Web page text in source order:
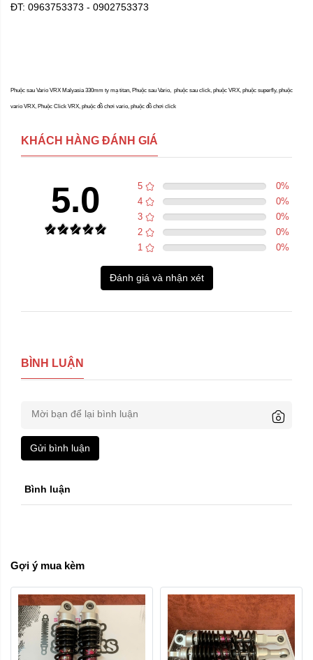
ĐT: 0963753373 - 0902753373
Phuộc sau Vario VRX Malyasia 330mm ty mạ titan, Phuộc sau Vario, phuộc sau click, phuộc VRX, phuộc superfly, phuộc
vario VRX, Phuộc Click VRX, phuộc đồ chơi vario, phuộc đồ chơi click
KHÁCH HÀNG ĐÁNH GIÁ
5.0 5 0%
4
0%
3
0%
2
0%
1
0%
Đánh giá và nhận xét
BÌNH LUẬN
Gửi bình luận
Bình luận
Gợi ý mua kèm